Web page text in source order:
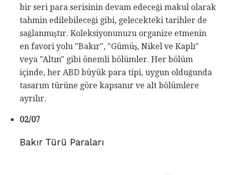
bir seri para serisinin devam edeceği makul olarak
tahmin edilebileceği gibi, gelecekteki tarihler de
sağlanmıştır. Koleksiyonunuzu organize etmenin
en favori yolu "Bakır", "Gümüş, Nikel ve Kaplı"
veya "Altın" gibi önemli bölümler. Her bölüm
içinde, her ABD büyük para tipi, uygun olduğunda
tasarım türüne göre kapsanır ve alt bölümlere
ayrılır.
02/07
Bakır Türü Paraları